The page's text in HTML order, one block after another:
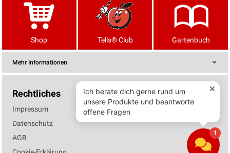
Shop Tells® Club Gartenbuch
Mehr Informationen
Rechtliches
Impressum
Datenschutz
AGB